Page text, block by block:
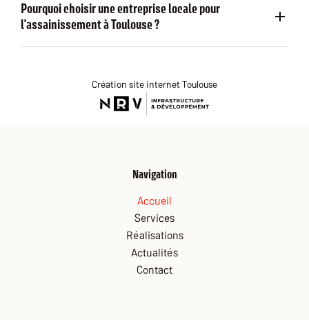
Pourquoi choisir une entreprise locale pour
l'assainissement à Toulouse ?
Création site internet Toulouse
Navigation
Accueil
Services
Réalisations
Actualités
Contact